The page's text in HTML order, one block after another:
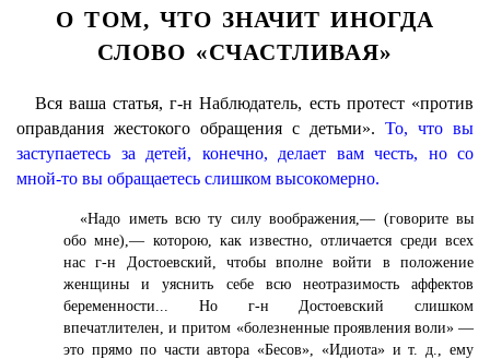
О ТОМ, ЧТО ЗНАЧИТ ИНОГДА
СЛОВО «СЧАСТЛИВАЯ»
Вся ваша статья, г-н Наблюдатель, есть протест «против
оправдания жестокого обращения с детьми». То, что вы
заступаетесь за детей, конечно, делает вам честь, но со
мной-то вы обращаетесь слишком высокомерно.
«Надо иметь всю ту силу воображения,— (говорите вы
обо мне),— которою, как известно, отличается среди всех
нас г-н Достоевский, чтобы вполне войти в положение
женщины и уяснить себе всю неотразимость аффектов
беременности... Но г-н Достоевский слишком
впечатлителен, и притом «болезненные проявления воли» —
это прямо по части автора «Бесов», «Идиота» и т. д., ему